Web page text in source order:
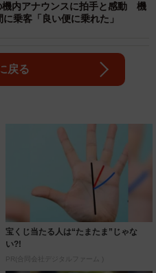
機内アナウンスに拍手と感動 機
乗客「良い便に乗れた」
戻る
宝くじ当たる人は“たまたま”じゃな
い?!
PR(合同会社デジタルファーム )